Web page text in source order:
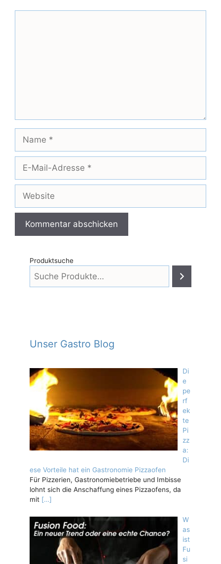
Name
Adresse
Website
Produktsuche
Unser Gastro Blog
Di
e
pe
rf
ek
te
Pi
zz
a:
Di
ese Vorteile hat ein Gastronomie Pizzaofen
Für Pizzerien, Gastronomiebetriebe und Imbisse
lohnt sich die Anschaffung eines Pizzaofens, da
mit […]
W
as
ist
Fu
si